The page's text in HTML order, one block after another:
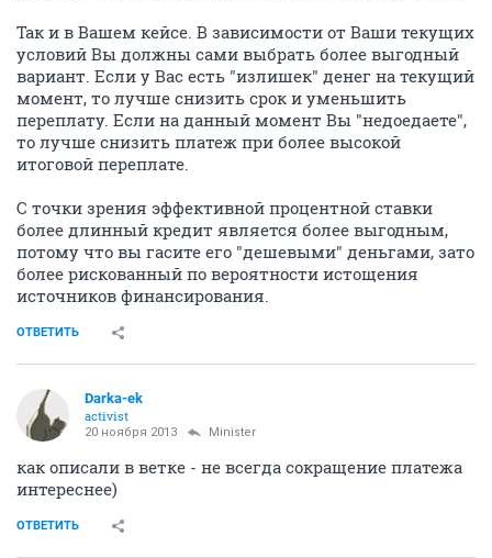
Так и в Вашем кейсе. В зависимости от Ваши текущих
условий Вы должны сами выбрать более выгодный
вариант. Если у Вас есть "излишек" денег на текущий
момент, то лучше снизить срок и уменьшить
переплату. Если на данный момент Вы "недоедаете",
то лучше снизить платеж при более высокой
итоговой переплате.
С точки зрения эффективной процентной ставки
более длинный кредит является более выгодным,
потому что вы гасите его "дешевыми" деньгами, зато
более рискованный по вероятности истощения
источников финансирования.
ОТВЕТИТЬ
Darka-ek
activist
20 ноября 2013 Minister
как описали в ветке - не всегда сокращение платежа
интереснее)
ОТВЕТИТЬ